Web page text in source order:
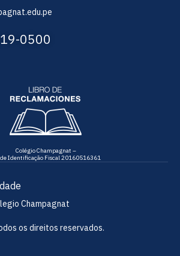
0500
Colégio Champagnat –
de Identificação Fiscal 20160516361
Champagnat
os direitos reservados.